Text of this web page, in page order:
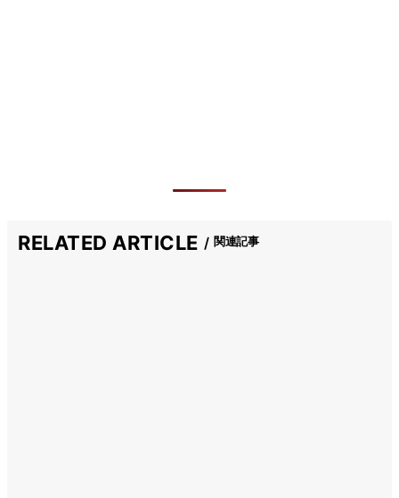
RELATED ARTICLE 関連記事